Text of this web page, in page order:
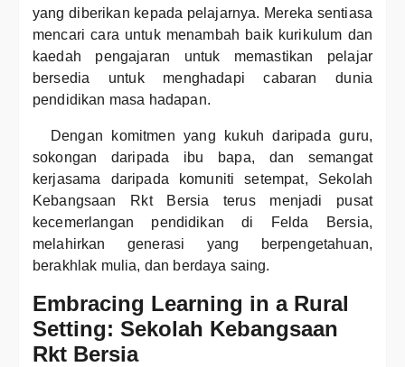
yang diberikan kepada pelajarnya. Mereka sentiasa
mencari cara untuk menambah baik kurikulum dan
kaedah pengajaran untuk memastikan pelajar
bersedia untuk menghadapi cabaran dunia
pendidikan masa hadapan.
Dengan komitmen yang kukuh daripada guru,
sokongan daripada ibu bapa, dan semangat
kerjasama daripada komuniti setempat, Sekolah
Kebangsaan Rkt Bersia terus menjadi pusat
kecemerlangan pendidikan di Felda Bersia,
melahirkan generasi yang berpengetahuan,
berakhlak mulia, dan berdaya saing.
Embracing Learning in a Rural
Setting: Sekolah Kebangsaan
Rkt Bersia